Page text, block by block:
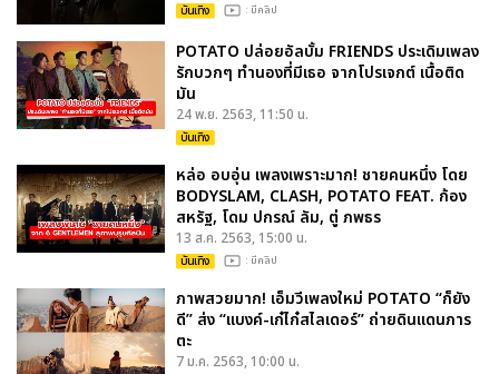
บันเทิง : มีคลิป
POTATO ปล่อยอัลบั้ม FRIENDS ประเดิมเพลง
รักบวกๆ ทำนองที่มีเธอ จากโปรเจกต์ เนื้อติด
มัน
24 พ.ย. 2563, 11:50 น.
บันเทิง
หล่อ อบอุ่น เพลงเพราะมาก! ชายคนหนึ่ง โดย
BODYSLAM, CLASH, POTATO FEAT. ก้อง
สหรัฐ, โดม ปกรณ์ ลัม, ตู่ ภพธร
13 ส.ค. 2563, 15:00 น.
บันเทิง : มีคลิป
ภาพสวยมาก! เอ็มวีเพลงใหม่ POTATO “ก็ยัง
ดี” ส่ง “แบงค์-เก๋ไก๋สไลเดอร์” ถ่ายดินแดนภาร
ตะ
7 ม.ค. 2563, 10:00 น.